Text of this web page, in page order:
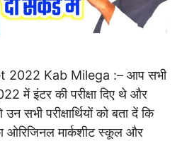
2022 Kab Milega :– आप सभी
में इंटर की परीक्षा दिए थे और
सभी परीक्षार्थियों को बता दें कि
ओरिजिनल मार्कशीट स्कूल और